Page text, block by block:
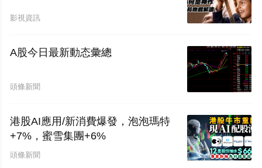
影視資訊
A股今日最新動态彙總
頭條新聞
港股AI應用/新消費爆發，泡泡瑪特
+7%，蜜雪集團+6%
頭條新聞